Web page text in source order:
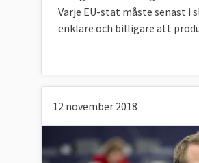
Varje EU-stat måste senast i
enklare och billigare att
12 november 2018